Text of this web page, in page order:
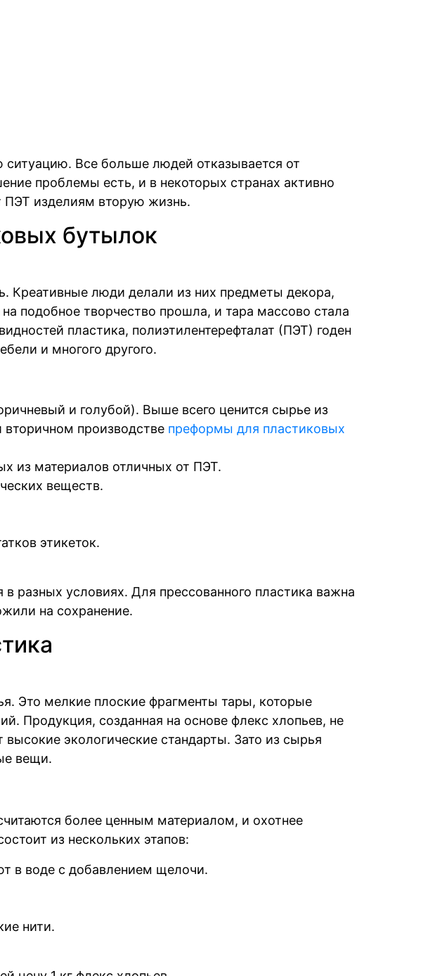
Все больше людей отказывается от
проблемы есть, и в некоторых странах активно
ПЭТ изделиям вторую жизнь.
бутылок
Креативные люди делали из них предметы декора,
подобное творчество прошла, и тара массово стала
пластика, полиэтилентерефталат (ПЭТ) годен
и многого другого.
и голубой). Выше всего ценится сырье из
вторичном производстве преформы для пластиковых
из материалов отличных от ПЭТ.
веществ.
этикеток.
разных условиях. Для прессованного пластика важна
на сохранение.
Это мелкие плоские фрагменты тары, которые
Продукция, созданная на основе флекс хлопьев, не
экологические стандарты. Зато из сырья
вещи.
более ценным материалом, и охотнее
из нескольких этапов:
в воде с добавлением щелочи.
нити.